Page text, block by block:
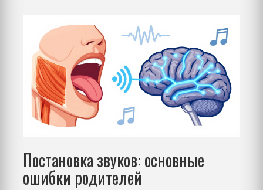
Постановка звуков: основные
ошибки родителей